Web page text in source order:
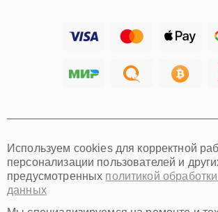
Хабаровск
Омск
Красноярск
Пермь
Ульяновск
Используем cookies для корректной
персонализации пользователей и
предусмотренных политикой
данных